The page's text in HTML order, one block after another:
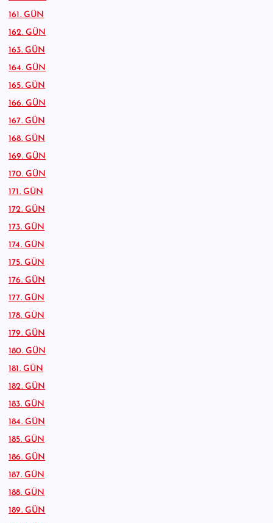
161. GÜN
162. GÜN
163. GÜN
164. GÜN
165. GÜN
166. GÜN
167. GÜN
168. GÜN
169. GÜN
170. GÜN
171. GÜN
172. GÜN
173. GÜN
174. GÜN
175. GÜN
176. GÜN
177. GÜN
178. GÜN
179. GÜN
180. GÜN
181. GÜN
182. GÜN
183. GÜN
184. GÜN
185. GÜN
186. GÜN
187. GÜN
188. GÜN
189. GÜN